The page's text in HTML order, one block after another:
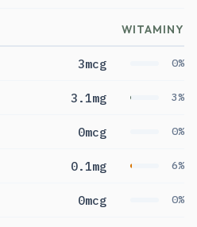
WITAMINY
3mcg 0%
3.1mg 3%
0mcg 0%
0.1mg 6%
0mcg 0%